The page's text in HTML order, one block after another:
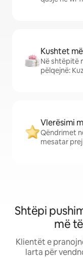
Kushtet
Në shtëpitë
pëlqejnë:
Vlerësimi
Qëndrimet
mesatar
Shtëpi
më
Klientët e
larta për